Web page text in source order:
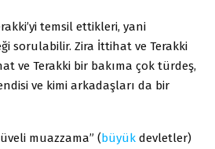
temsil ettikleri, yani
sorulabilir. Zira İttihat ve Terakki
ve Terakki bir bakıma çok türdeş,
ve kimi arkadaşları da bir
muazzama” (büyük devletler)